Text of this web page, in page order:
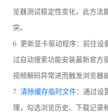
览器测试稳定性变化，此方法
突。
6. 更新显卡驱动程序：前往设
过自动搜索功能安装最新官方
视频解码异常进而触发浏览器
7. 清除缓存临时文件：通过设
理，勾选浏览历史、下载记录